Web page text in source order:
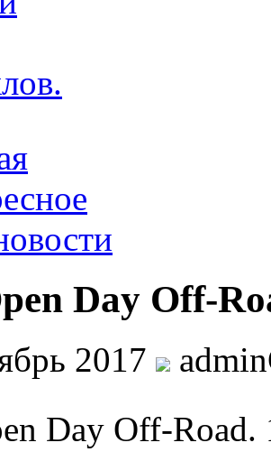
Day Off-
2017
Day Off-Road.